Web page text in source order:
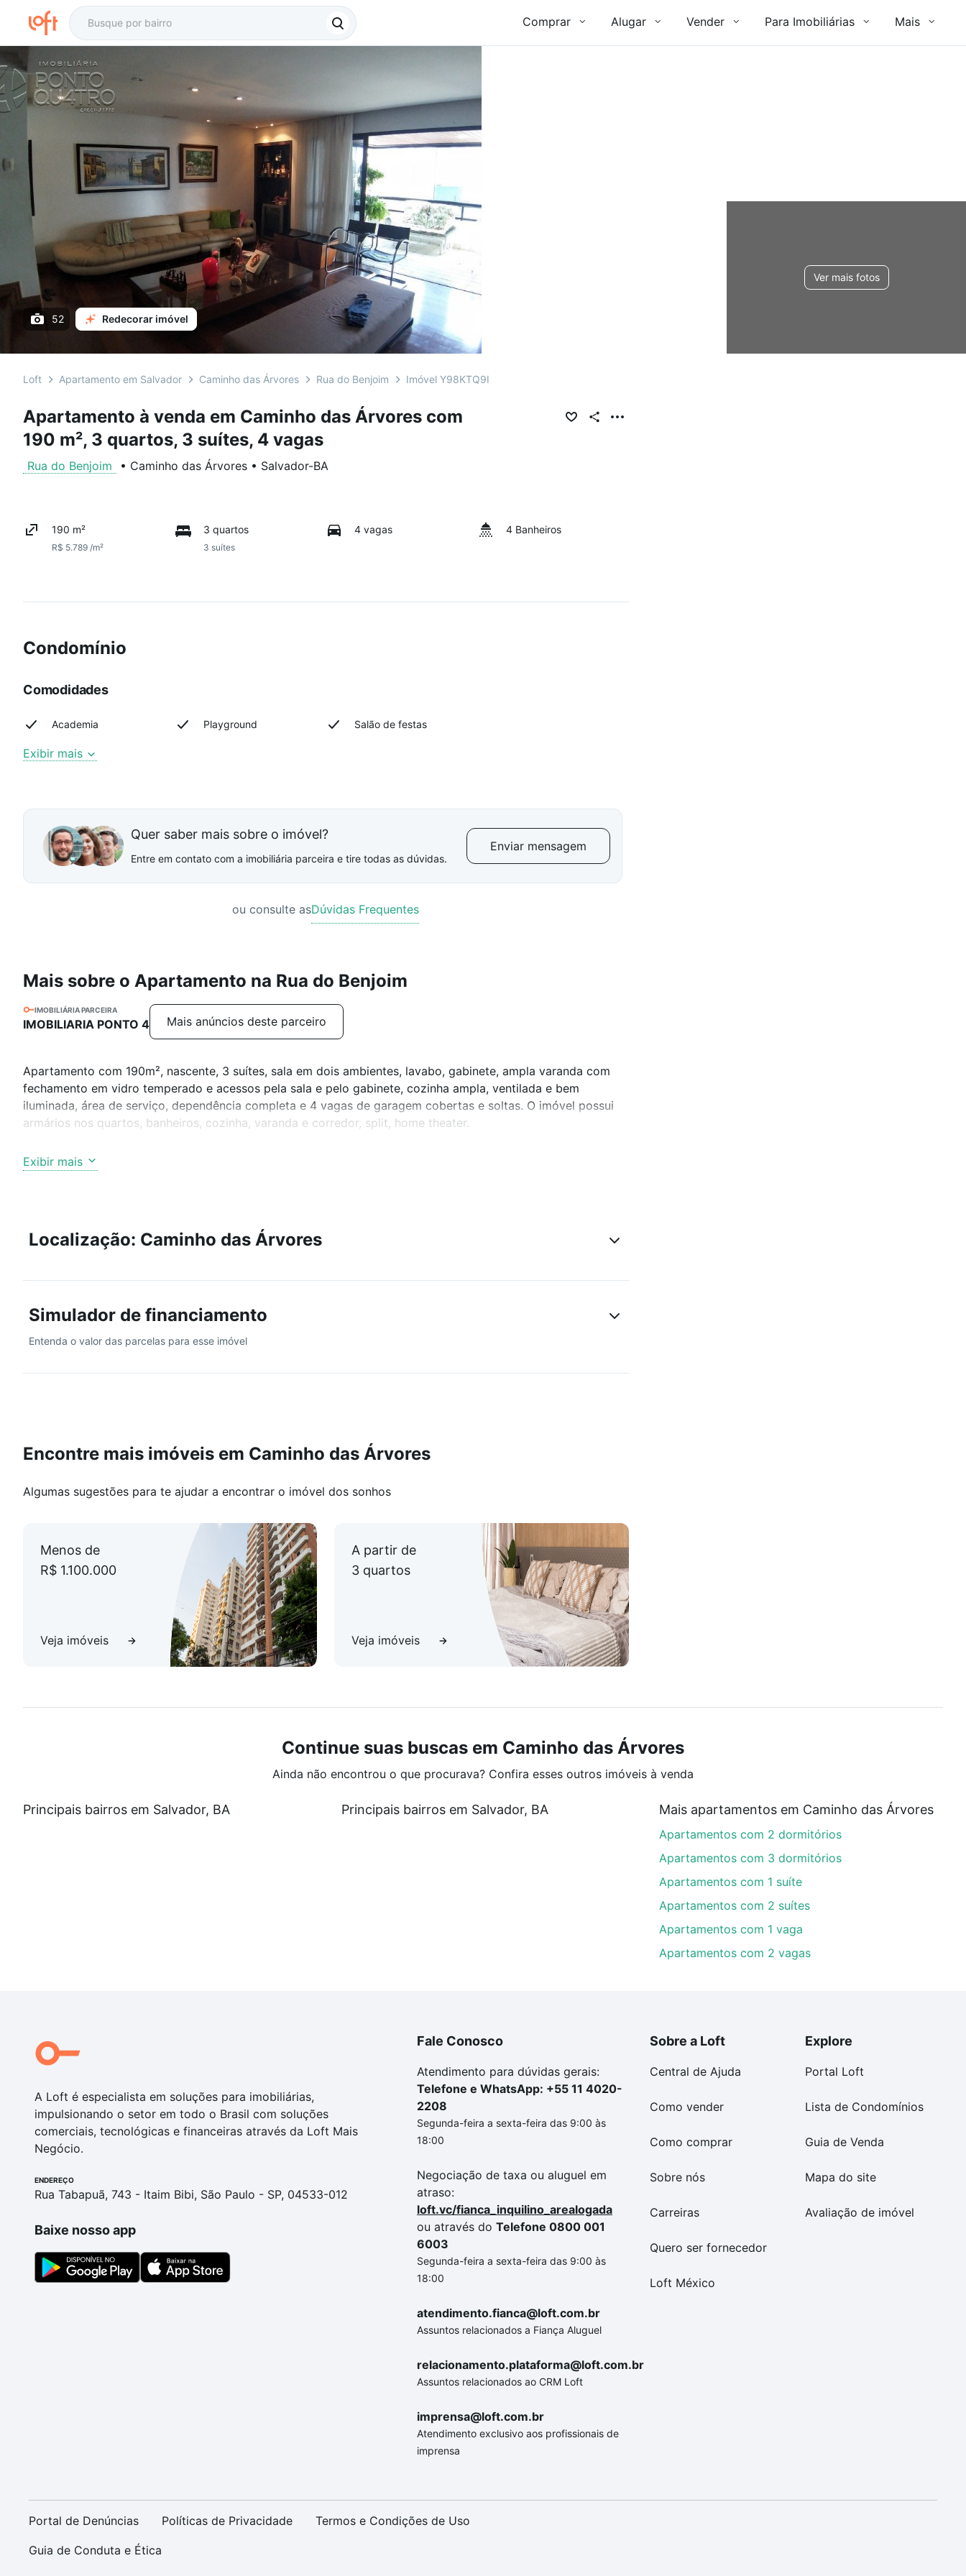
Comprar Alugar Vender Para Imobiliárias Mais
Ver mais fotos
52 Redecorar imóvel
Loft Apartamento em Salvador Caminho das Árvores Rua do Benjoim Imóvel Y98KTQ9I
Apartamento à venda em Caminho das Árvores com
190 m², 3 quartos, 3 suítes, 4 vagas
Rua do Benjoim • Caminho das Árvores • Salvador-BA
190 m²
R$ 5.789 /m²
3 quartos
3 suítes
4 vagas 4 Banheiros
Condomínio
Comodidades
Academia Playground Salão de festas
Exibir mais
Quer saber mais sobre o imóvel?
Entre em contato com a imobiliária parceira e tire todas as dúvidas.
Enviar mensagem
ou consulte asDúvidas Frequentes
Mais sobre o Apartamento na Rua do Benjoim
IMOBILIÁRIA PARCEIRA
IMOBILIARIA PONTO 4 Mais anúncios deste parceiro
Apartamento com 190m², nascente, 3 suítes, sala em dois ambientes, lavabo, gabinete, ampla varanda com
fechamento em vidro temperado e acessos pela sala e pelo gabinete, cozinha ampla, ventilada e bem
iluminada, área de serviço, dependência completa e 4 vagas de garagem cobertas e soltas. O imóvel possui
armários nos quartos, banheiros, cozinha, varanda e corredor, split, home theater.
Empreendimento com apenas 12 unidades habitacionais, sendo um apartamento por andar, proporcionando
aos moradores comodidade, tranquilidade, privacidade e, principalmente, segurança.
lazer, tais como portaria 24 horas com guarita, sistema eletrônico de comunicação e acesso, 2 elevadores,
piscina, quadra, parquinho, salão de festas, dentre outros.
Exibir mais
Localização: Caminho das Árvores
Simulador de financiamento
Entenda o valor das parcelas para esse imóvel
Encontre mais imóveis em Caminho das Árvores
Algumas sugestões para te ajudar a encontrar o imóvel dos sonhos
Menos de
R$ 1.100.000
Veja imóveis
A partir de
3 quartos
Veja imóveis
Continue suas buscas em Caminho das Árvores
Ainda não encontrou o que procurava? Confira esses outros imóveis à venda
Principais bairros em Salvador, BA Principais bairros em Salvador, BA Mais apartamentos em Caminho das Árvores
Apartamentos com 2 dormitórios
Apartamentos com 3 dormitórios
Apartamentos com 1 suíte
Apartamentos com 2 suítes
Apartamentos com 1 vaga
Apartamentos com 2 vagas
A Loft é especialista em soluções para imobiliárias,
impulsionando o setor em todo o Brasil com soluções
comerciais, tecnológicas e financeiras através da Loft Mais
Negócio.
ENDEREÇO
Rua Tabapuã, 743 - Itaim Bibi, São Paulo - SP, 04533-012
Baixe nosso app
Fale Conosco
Atendimento para dúvidas gerais:
Telefone e WhatsApp: +55 11 4020-
2208
Segunda-feira a sexta-feira das 9:00 às
18:00
Negociação de taxa ou aluguel em
atraso:
loft.vc/fianca_inquilino_arealogada
ou através do Telefone 0800 001
6003
Segunda-feira a sexta-feira das 9:00 às
18:00
atendimento.fianca@loft.com.br
Assuntos relacionados a Fiança Aluguel
relacionamento.plataforma@loft.com.br
Assuntos relacionados ao CRM Loft
imprensa@loft.com.br
Atendimento exclusivo aos profissionais de
imprensa
Sobre a Loft
Central de Ajuda
Como vender
Como comprar
Sobre nós
Carreiras
Quero ser fornecedor
Loft México
Explore
Portal Loft
Lista de Condomínios
Guia de Venda
Mapa do site
Avaliação de imóvel
Portal de Denúncias Políticas de Privacidade Termos e Condições de Uso
Guia de Conduta e Ética